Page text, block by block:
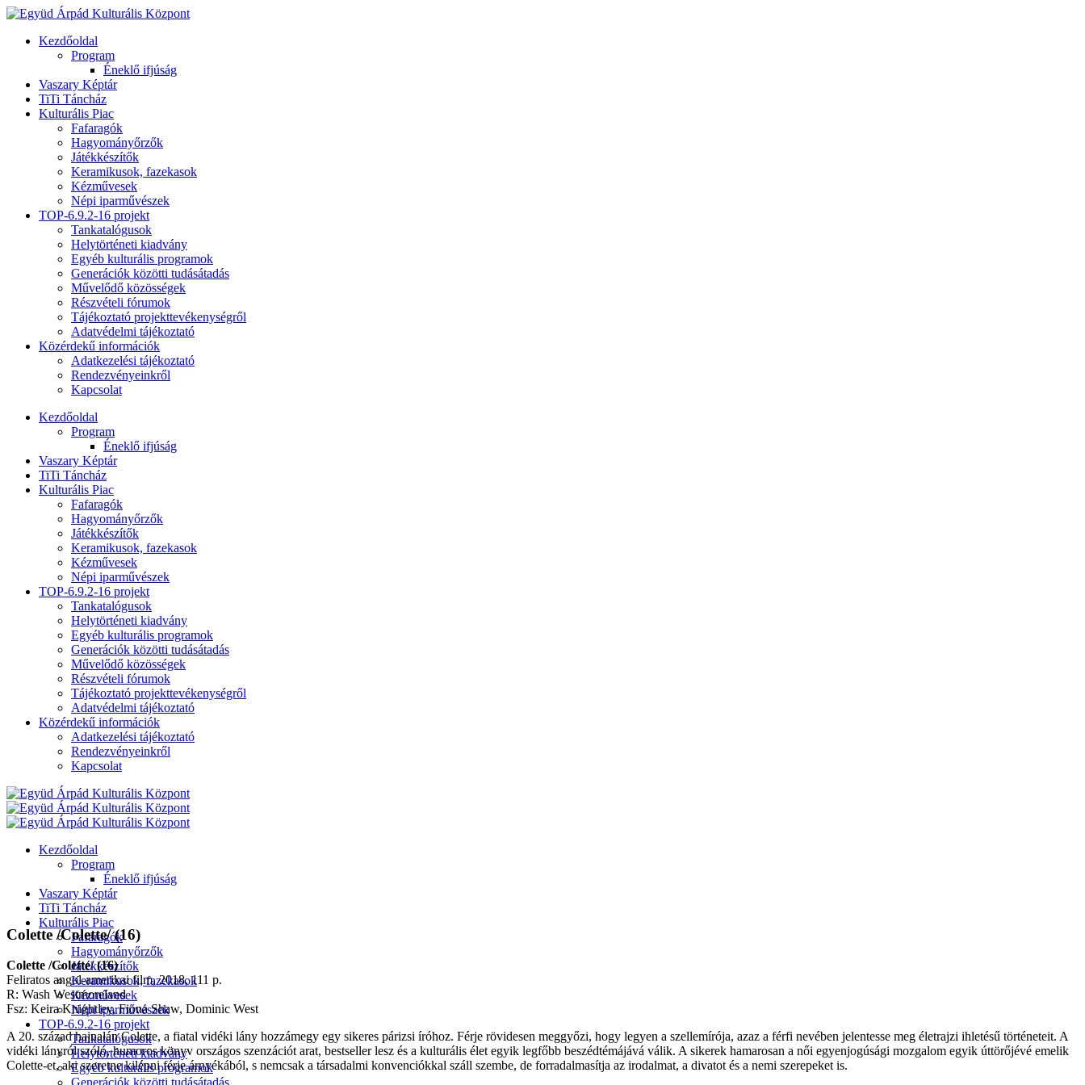
Kezdőoldal
Program
Éneklő ifjúság
Vaszary Képtár
TiTi Táncház
Kulturális Piac
Fafaragók
Hagyományőrzők
Játékkészítők
Keramikusok, fazekasok
Kézművesek
Népi iparművészek
TOP-6.9.2-16 projekt
Tankatalógusok
Helytörténeti kiadvány
Egyéb kulturális programok
Generációk közötti tudásátadás
Művelődő közösségek
Részvételi fórumok
Tájékoztató projekttevékenységről
Adatvédelmi tájékoztató
Közérdekű információk
Adatkezelési tájékoztató
Rendezvényeinkről
Kapcsolat
Kezdőoldal
Program
Éneklő ifjúság
Vaszary Képtár
TiTi Táncház
Kulturális Piac
Fafaragók
Hagyományőrzők
Játékkészítők
Keramikusok, fazekasok
Kézművesek
Népi iparművészek
TOP-6.9.2-16 projekt
Tankatalógusok
Helytörténeti kiadvány
Egyéb kulturális programok
Generációk közötti tudásátadás
Művelődő közösségek
Részvételi fórumok
Tájékoztató projekttevékenységről
Adatvédelmi tájékoztató
Közérdekű információk
Adatkezelési tájékoztató
Rendezvényeinkről
Kapcsolat
Kezdőoldal
Program
Éneklő ifjúság
Vaszary Képtár
TiTi Táncház
Kulturális Piac
Fafaragók
Hagyományőrzők
Játékkészítők
Keramikusok, fazekasok
Kézművesek
Népi iparművészek
TOP-6.9.2-16 projekt
Tankatalógusok
Helytörténeti kiadvány
Egyéb kulturális programok
Generációk közötti tudásátadás
Colette /Colette/ (16)
Colette /Colette/ (16)
Feliratos angol-amerikai film, 2018, 111 p.
R: Wash Westmoreland
Fsz: Keira Knightley, Fiona Shaw, Dominic West
A 20. század hajnalán Colette, a fiatal vidéki lány hozzámegy egy sikeres párizsi íróhoz. Férje rövidesen meggyőzi, hogy legyen a szellemírója, azaz a férfi nevében jelentesse meg életrajzi ihletésű történeteit. A
vidéki lányról szóló, humoros könyv országos szenzációt arat, bestseller lesz és a kulturális élet egyik legfőbb beszédtémájává válik. A sikerek hamarosan a női egyenjogúsági mozgalom egyik úttörőjévé emelik
Colette-et, aki szeretne kilépni férje árnyékából, s nemcsak a társadalmi konvenciókkal száll szembe, de forradalmasítja az irodalmat, a divatot és a nemi szerepeket is.